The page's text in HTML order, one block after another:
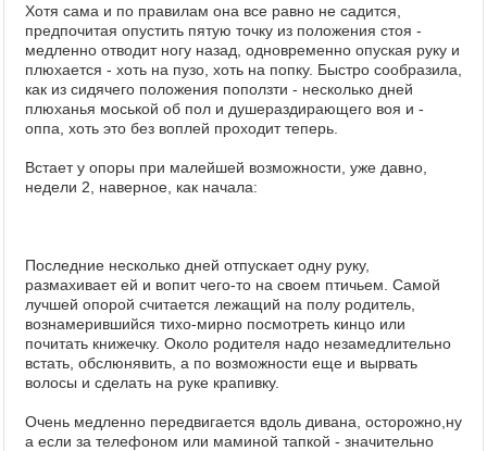
Хотя сама и по правилам она все равно не садится,
предпочитая опустить пятую точку из положения стоя -
медленно отводит ногу назад, одновременно опуская руку и
плюхается - хоть на пузо, хоть на попку. Быстро сообразила,
как из сидячего положения поползти - несколько дней
плюханья моськой об пол и душераздирающего воя и -
оппа, хоть это без воплей проходит теперь.
Встает у опоры при малейшей возможности, уже давно,
недели 2, наверное, как начала:
Последние несколько дней отпускает одну руку,
размахивает ей и вопит чего-то на своем птичьем. Самой
лучшей опорой считается лежащий на полу родитель,
вознамерившийся тихо-мирно посмотреть кинцо или
почитать книжечку. Около родителя надо незамедлительно
встать, обслюнявить, а по возможности еще и вырвать
волосы и сделать на руке крапивку.
Очень медленно передвигается вдоль дивана, осторожно,ну
а если за телефоном или маминой тапкой - значительно